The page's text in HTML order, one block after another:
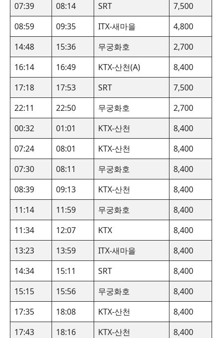
07:39
08:14 SRT
7,500
08:59
09:35 ITX-새마을
4,800
14:48
15:36 무궁화호
2,700
16:14
16:49 KTX-산천(A)
8,400
17:18
17:53 SRT
7,500
22:11
22:50 무궁화호
2,700
00:32
01:01 KTX-산천
8,400
07:24
08:01 KTX-산천
8,400
07:30
08:11 무궁화호
8,400
08:39
09:13 KTX-산천
8,400
11:14
11:59 무궁화호
8,400
11:34
12:07 KTX
8,400
13:23
13:59 ITX-새마을
8,400
14:34
15:11 SRT
8,400
15:15
15:56 무궁화호
8,400
17:35
18:08 KTX-산천
8,400
17:43
18:16 KTX-산천
8,400